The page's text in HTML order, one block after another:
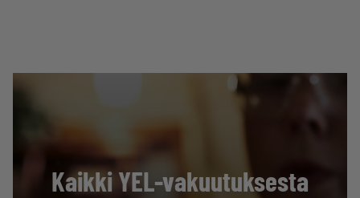
Kaikki YEL-vakuutuksesta